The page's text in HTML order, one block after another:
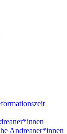
Andreaner*innen